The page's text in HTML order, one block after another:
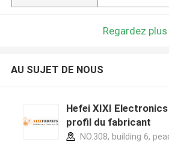
Regardez plus
AU SUJET DE NOUS
Hefei XIXI
profil du fabricant
NO.308, building 6,